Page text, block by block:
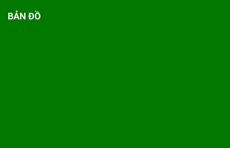
BẢN ĐỒ